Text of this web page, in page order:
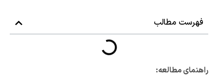
فهرست مطالب
راهنمای مطالعه: